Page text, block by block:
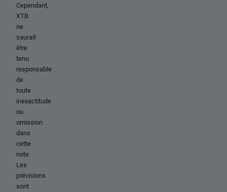
Cependant,
XTB
ne
saurait
être
tenu
responsable
de
toute
inexactitude
ou
omission
dans
cette
note.
Les
prévisions
sont